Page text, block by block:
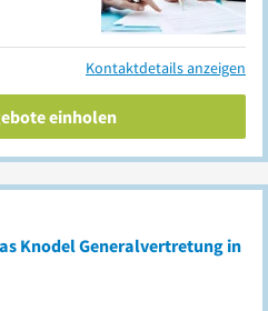
Kontaktdetails anzeigen
einholen
Knodel Generalvertretung in